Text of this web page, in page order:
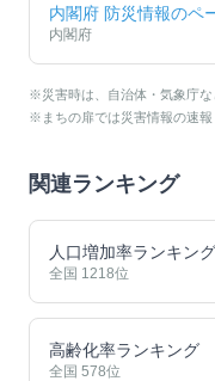
内閣府 防災情報のペ
内閣府
※災害時は、自治体・気象庁な
※まちの扉では災害情報の速報
関連ランキング
人口増加率ランキング
全国 1218位
高齢化率ランキング
全国 578位